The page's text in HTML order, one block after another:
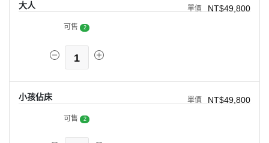
大人 NT$49,800
可售 2
1
小孩佔床 NT$49,800
可售 2